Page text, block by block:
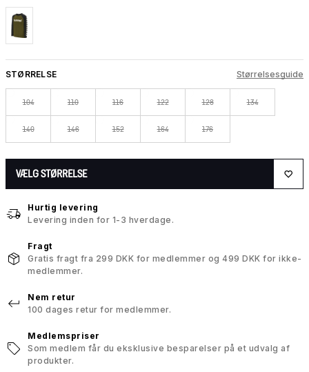
STØRRELSE Størrelsesguide
104 110 116 122 128 134
140 146 152 164 176
VÆLG STØRRELSE
Hurtig levering
Levering inden for 1-3 hverdage.
Fragt
Gratis fragt fra 299 DKK for medlemmer og 499 DKK for ikke-
medlemmer.
Nem retur
100 dages retur for medlemmer.
Medlemspriser
Som medlem får du eksklusive besparelser på et udvalg af
produkter.